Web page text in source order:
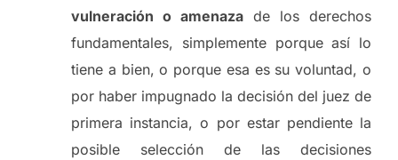
vulneración o amenaza de los derechos
fundamentales, simplemente porque así lo
tiene a bien, o porque esa es su voluntad, o
por haber impugnado la decisión del juez de
primera instancia, o por estar pendiente la
posible selección de las decisiones